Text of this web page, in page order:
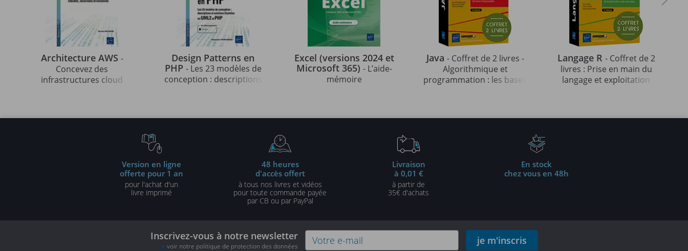
Architecture AWS -
Concevez des
infrastructures cloud
Design Patterns en
PHP - Les 23 modèles de
conception : descriptions
Excel (versions 2024 et
Microsoft 365) - L’aide-
mémoire
Java - Coffret de 2 livres -
Algorithmique et
programmation : les bases
Langage R - Coffret de 2
livres : Prise en main du
langage et exploitation
Version en ligne
offerte pour 1 an
pour l'achat d'un
livre imprimé
48 heures
d'accès offert
à tous nos livres et vidéos
pour toute commande payée
par CB ou par PayPal
Livraison
à 0,01 €
à partir de
35€ d'achats
En stock
chez vous en 48h
Inscrivez-vous à notre newsletter
voir notre politique de protection des données je m'inscris